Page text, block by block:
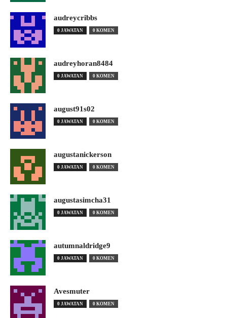
audreycribbs
0 JAWATAN 0 KOMEN
audreyhoran8484
0 JAWATAN 0 KOMEN
august91s02
0 JAWATAN 0 KOMEN
augustanickerson
0 JAWATAN 0 KOMEN
augustasimcha31
0 JAWATAN 0 KOMEN
autumnaldridge9
0 JAWATAN 0 KOMEN
Avesmuter
0 JAWATAN 0 KOMEN